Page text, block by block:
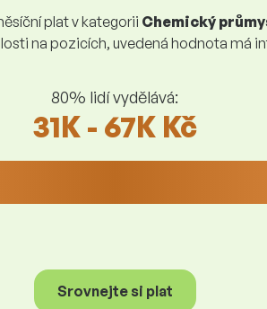
plat v kategorii Chemický
na pozicích, uvedená hodnota má
80% lidí vydělává:
31K - 67K Kč
Srovnejte si plat